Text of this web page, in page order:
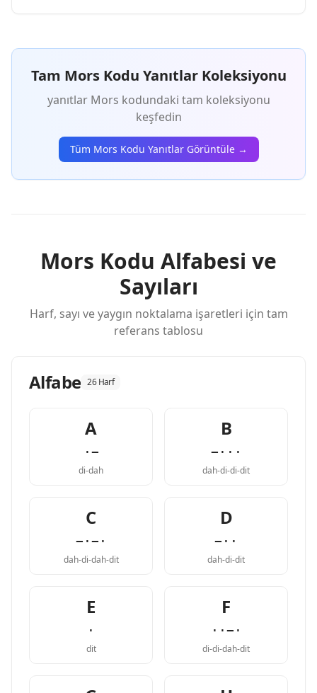
Tam Mors Kodu Yanıtlar Koleksiyonu
yanıtlar Mors kodundaki tam koleksiyonu
keşfedin
Tüm Mors Kodu Yanıtlar Görüntüle →
Mors Kodu Alfabesi ve
Sayıları
Harf, sayı ve yaygın noktalama işaretleri için tam
referans tablosu
Alfabe 26 Harf
A
·−
di-dah
B
−···
dah-di-di-dit
C
−·−·
dah-di-dah-dit
D
−··
dah-di-dit
E
·
dit
F
··−·
di-di-dah-dit